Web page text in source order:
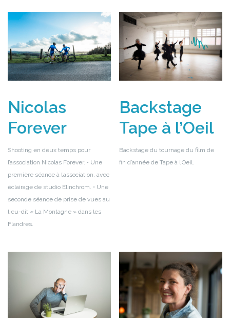
Nicolas
Forever
Shooting en deux temps pour
l’association Nicolas Forever. • Une
première séance à l’association, avec
éclairage de studio Elinchrom. • Une
seconde séance de prise de vues au
lieu-dit « La Montagne » dans les
Flandres.
Backstage
Tape à l’Oeil
Backstage du tournage du film de
fin d’année de Tape à l’Oeil.